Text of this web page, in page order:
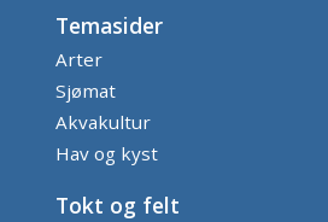
Temasider
Arter
Sjømat
Akvakultur
Hav og kyst
Tokt og felt